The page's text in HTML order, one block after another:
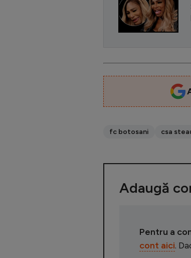
fc botosani csa
Adaugă
Pentru a
cont aici.